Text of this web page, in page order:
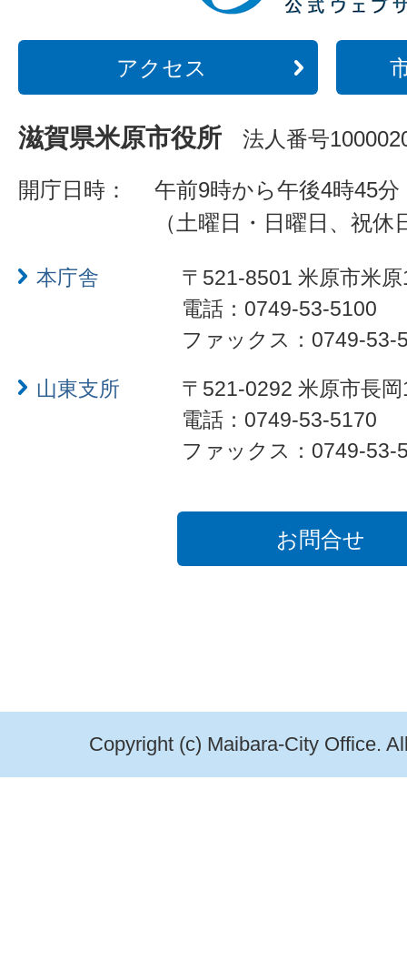
アクセス
滋賀県米原市役所 法人番号
開庁日時：
午前9時から午後4時45分
（土曜日・日曜日、祝
本庁舎
〒521-8501 米原市米
電話：0749-53-5100
ファックス：0749-53-
山東支所
〒521-0292 米原市長
電話：0749-53-5170
ファックス：0749-53-
お問合せ
Copyright (c) Maibara-City Office.